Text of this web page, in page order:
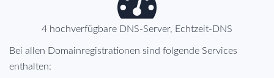
4 hochverfügbare DNS-Server, Echtzeit-DNS
Bei allen Domainregistrationen sind folgende Services
enthalten: